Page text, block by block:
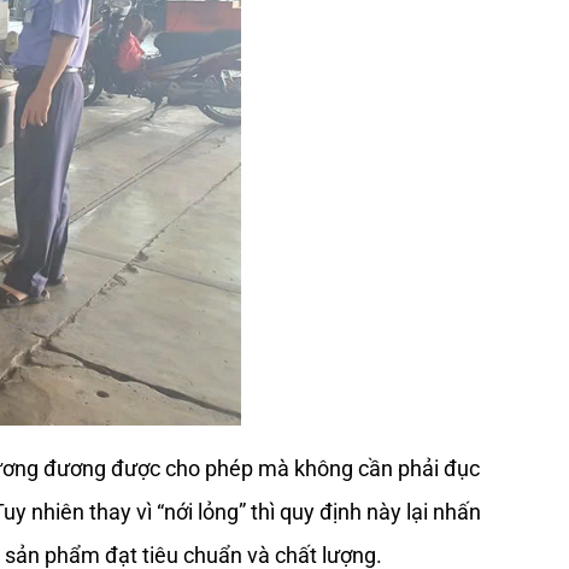
đương được cho phép mà không cần phải đục
nhiên thay vì “nới lỏng” thì quy định này lại nhấn
phẩm đạt tiêu chuẩn và chất lượng.